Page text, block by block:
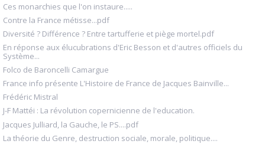
Ces monarchies que l'on instaure.....
Contre la France métisse...pdf
Diversité ? Différence ? Entre tartufferie et piège mortel.pdf
En réponse aux élucubrations d'Eric Besson et d'autres officiels du
Système...
Folco de Baroncelli Camargue
France info présente L'Histoire de France de Jacques Bainville...
Frédéric Mistral
J-F Mattéi : La révolution copernicienne de l'education.
Jacques Julliard, la Gauche, le PS....pdf
La théorie du Genre, destruction sociale, morale, politique....